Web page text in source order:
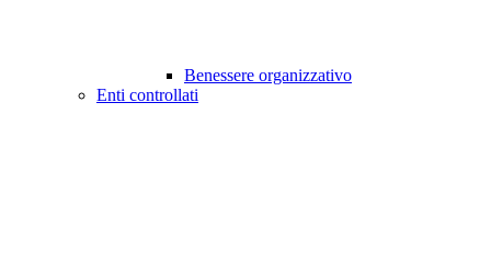
Benessere organizzativo
Enti controllati